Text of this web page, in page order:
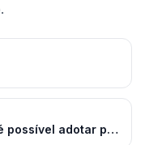
Ano civil (jan.–dez.) por regra; é possível adotar período de tributação diferente mediante comunicação à AT